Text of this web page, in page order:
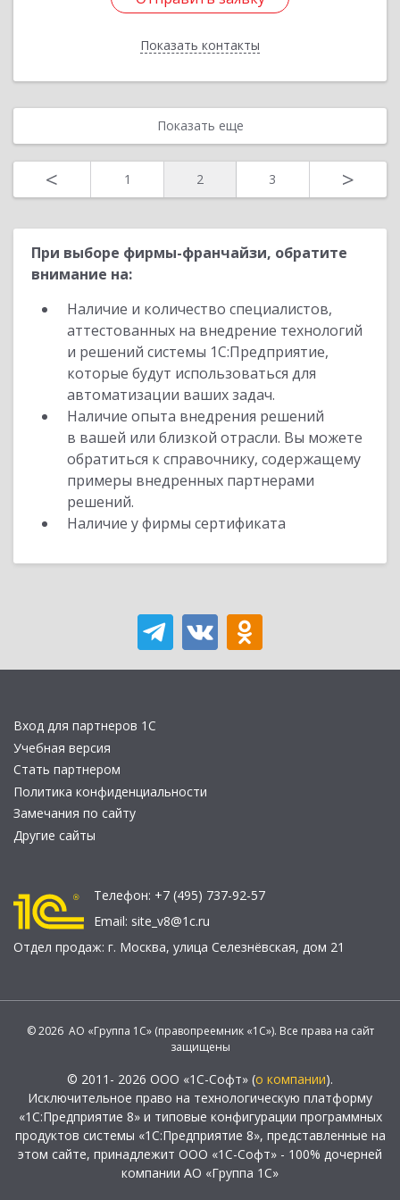
Показать контакты
Назад
Показать еще
< 1 2 3 >
При выборе фирмы-франчайзи, обратите
внимание на:
Наличие и количество специалистов,
аттестованных на внедрение технологий
и решений системы 1С:Предприятие,
которые будут использоваться для
автоматизации ваших задач.
Наличие опыта внедрения решений
в вашей или близкой отрасли. Вы можете
обратиться к справочнику, содержащему
примеры внедренных партнерами
решений.
Наличие у фирмы сертификата
Вход для партнеров 1С
Учебная версия
Стать партнером
Политика конфиденциальности
Замечания по сайту
Другие сайты
Телефон: +7 (495) 737-92-57
Email: site_v8@1c.ru
Отдел продаж: г. Москва, улица Селезнёвская, дом 21
© 2026 АО «Группа 1С» (правопреемник «1С»). Все права на сайт
защищены
© 2011- 2026 ООО «1С-Софт» (о компании).
Исключительное право на технологическую платформу
«1С:Предприятие 8» и типовые конфигурации программных
продуктов системы «1С:Предприятие 8», представленные на
этом сайте, принадлежит ООО «1С-Софт» - 100% дочерней
компании АО «Группа 1С»